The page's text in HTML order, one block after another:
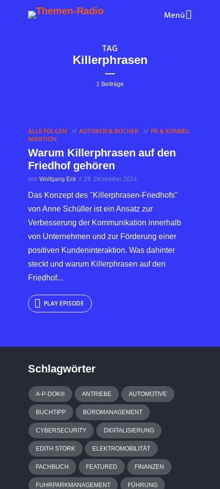
Menü
TAG
Killerphrasen
1 Beiträge
ALLE FOLGEN AUTOREN & BÜCHER
PR & KOMMU
NIKATION
Warum Killerphrasen auf den
Friedhof gehören
von Wolfgang Eck 28. Dezember 2024
Das Konzept des "Killerphrasen-Friedhofs"
von Anne Schüller ist ein Ansatz zur
Verbesserung der Kommunikation innerhalb
von Unternehmen und zur Förderung einer
positiven Kundeninteraktion. Was dahinter
steckt und warum Killerphrasen auf den
Friedhof...
PLAY EPISODE
Schlagwörter
A-P-DOK® ANTRIEBE AUTOMOTIVE
BUCHTIPP BÜROMANAGEMENT
CYBERSECURITY DIGITALISIERUNG
EDITH STORK ELEKTROMOBILITÄT
FACHBUCH FEATURED FINANZEN
FUHRPARKMANAGEMENT FÜHRUNG